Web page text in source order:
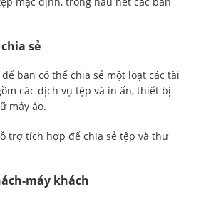
sẻ
bạn có thể chia sẻ một loạt các tài
các dịch vụ tệp và in ấn, thiết bị
máy ảo.
trợ tích hợp để chia sẻ tệp và thư
máy khách